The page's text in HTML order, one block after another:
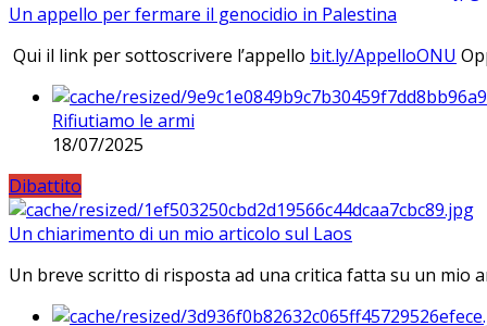
Un appello per fermare il genocidio in Palestina
Qui il link per sottoscrivere l’appello bit.ly/AppelloONU
Rifiutiamo le armi
18/07/2025
Dibattito
Un chiarimento di un mio articolo sul Laos
Un breve scritto di risposta ad una critica fatta su un mio